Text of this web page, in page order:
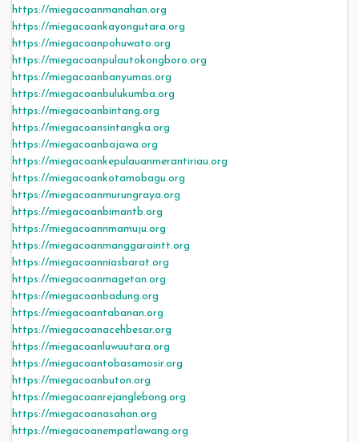
https://miegacoanmanahan.org
https://miegacoankayongutara.org
https://miegacoanpohuwato.org
https://miegacoanpulautokongboro.org
https://miegacoanbanyumas.org
https://miegacoanbulukumba.org
https://miegacoanbintang.org
https://miegacoansintangka.org
https://miegacoanbajawa.org
https://miegacoankepulauanmerantiriau.org
https://miegacoankotamobagu.org
https://miegacoanmurungraya.org
https://miegacoanbimantb.org
https://miegacoannmamuju.org
https://miegacoanmanggaraintt.org
https://miegacoanniasbarat.org
https://miegacoanmagetan.org
https://miegacoanbadung.org
https://miegacoantabanan.org
https://miegacoanacehbesar.org
https://miegacoanluwuutara.org
https://miegacoantobasamosir.org
https://miegacoanbuton.org
https://miegacoanrejanglebong.org
https://miegacoanasahan.org
https://miegacoanempatlawang.org